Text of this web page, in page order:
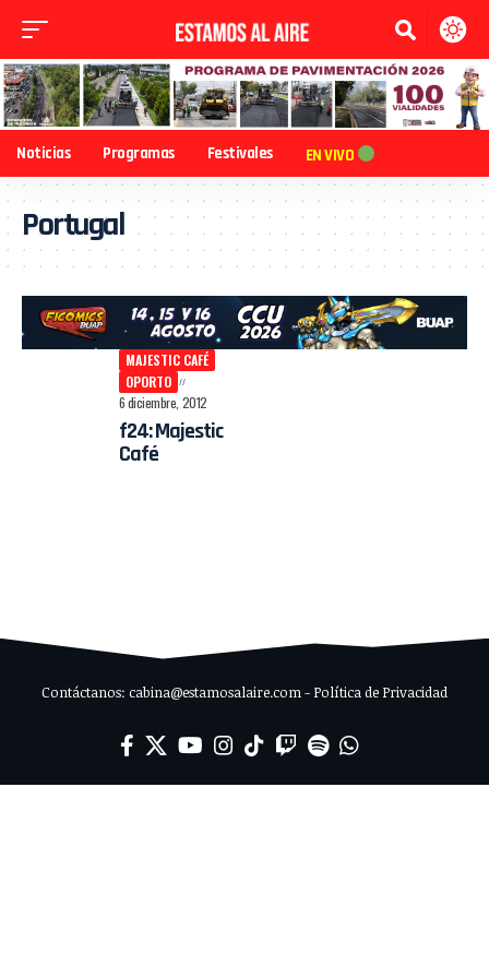
Noticias Programas Festivales EN VIVO
Portugal
MAJESTIC CAFÉ
OPORTO
6 diciembre, 2012
f24: Majestic
Café
Contáctanos: cabina@estamosalaire.com - Política de Privacidad